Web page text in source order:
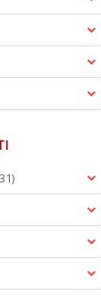
Di Primavera
Digitale
2.90 €